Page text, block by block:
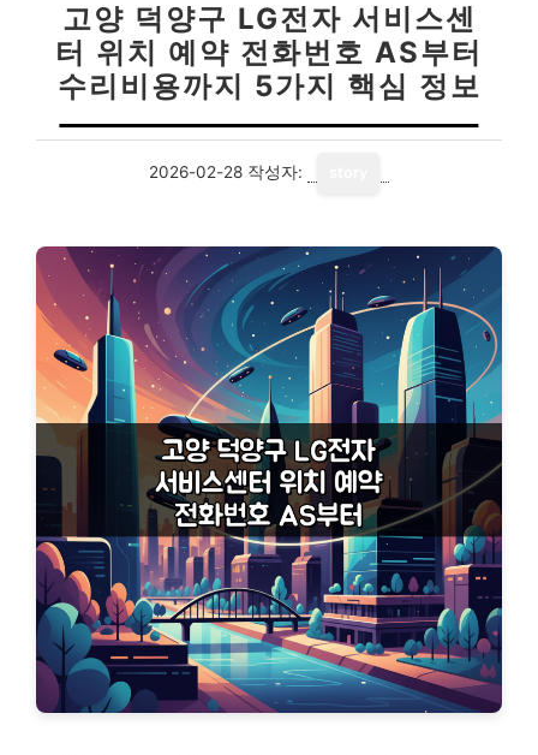
고양 덕양구 LG전자 서비스센
터 위치 예약 전화번호 AS부터
수리비용까지 5가지 핵심 정보
2026-02-28 작성자: